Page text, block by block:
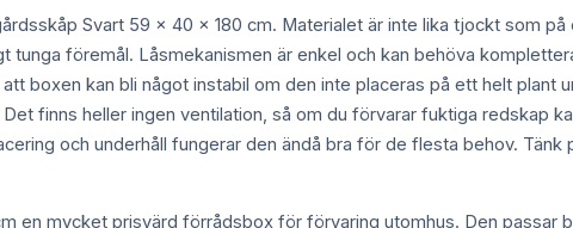
Svart 59 x 40 x 180 cm. Materialet är inte lika tjockt som
föremål. Låsmekanismen är enkel och kan behöva
boxen kan bli något instabil om den inte placeras på ett helt plant
finns heller ingen ventilation, så om du förvarar fuktiga redskap
och underhåll fungerar den ändå bra för de flesta behov. Tänk
en mycket prisvärd förrådsbox för förvaring utomhus. Den passar